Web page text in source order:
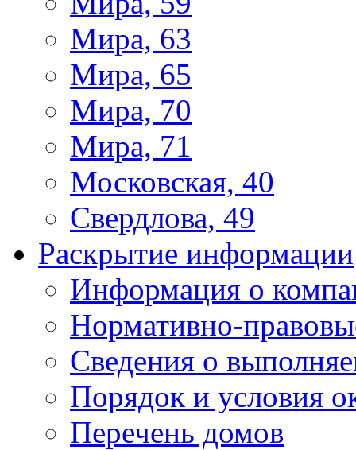
Мира, 63
Мира, 65
Мира, 70
Мира, 71
Московская, 40
Свердлова, 49
Раскрытие информации
Информация о
Нормативно-
Сведения о
Порядок и условия
Перечень домов